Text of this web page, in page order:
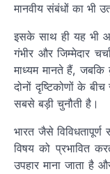
मानवीय संबंधों का भी
इसके साथ ही यह भी
गंभीर और जिम्मेदार
माध्यम मानते हैं,
दोनों दृष्टिकोणों के
सबसे बड़ी चुनौती है।
भारत जैसे
विषय को प्रभावित
उपहार माना जाता है